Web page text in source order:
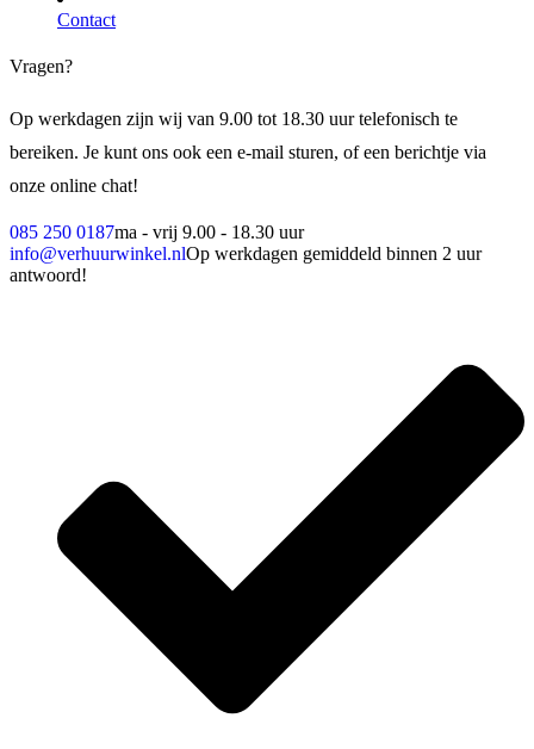
Contact
Vragen?
Op werkdagen zijn wij van 9.00 tot 18.30 uur telefonisch te
bereiken. Je kunt ons ook een e-mail sturen, of een berichtje via
onze online chat!
085 250 0187ma - vrij 9.00 - 18.30 uur
info@verhuurwinkel.nlOp werkdagen gemiddeld binnen 2 uur
antwoord!